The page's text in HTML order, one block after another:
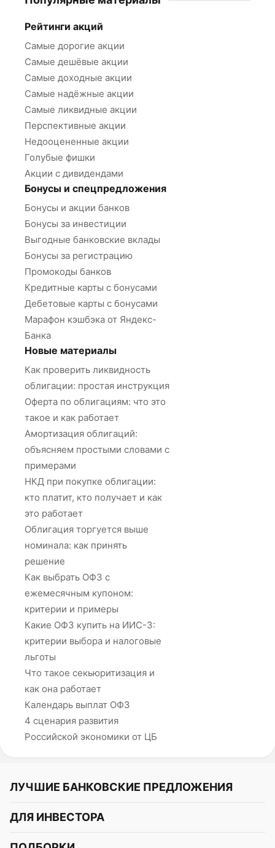
Рейтинги акций
Самые дорогие акции
Самые дешёвые акции
Самые доходные акции
Самые надёжные акции
Самые ликвидные акции
Перспективные акции
Недооцененные акции
Голубые фишки
Акции с дивидендами
Бонусы и спецпредложения
Бонусы и акции банков
Бонусы за инвестиции
Выгодные банковские вклады
Бонусы за регистрацию
Промокоды банков
Кредитные карты с бонусами
Дебетовые карты с бонусами
Марафон кэшбэка от Яндекс-
Банка
Новые материалы
Как проверить ликвидность
облигации: простая инструкция
Оферта по облигациям: что это
такое и как работает
Амортизация облигаций:
объясняем простыми словами с
примерами
НКД при покупке облигации:
кто платит, кто получает и как
это работает
Облигация торгуется выше
номинала: как принять
решение
Как выбрать ОФЗ с
ежемесячным купоном:
критерии и примеры
Какие ОФЗ купить на ИИС-3:
критерии выбора и налоговые
льготы
Что такое секьюритизация и
как она работает
Календарь выплат ОФЗ
4 сценария развития
Российской экономики от ЦБ
ЛУЧШИЕ БАНКОВСКИЕ ПРЕДЛОЖЕНИЯ
Альфа-Банк
ДЛЯ ИНВЕСТОРА
Курс акций